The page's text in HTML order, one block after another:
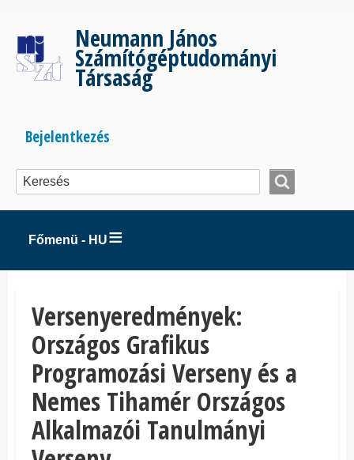
tartalomra
Neumann János
Számítógéptudományi
Társaság
Bejelentkezés
menüje
Bejelentkezés
Főmenü - HU
Versenyeredmények:
Országos Grafikus
Programozási Verseny és a
Nemes Tihamér Országos
Alkalmazói Tanulmányi